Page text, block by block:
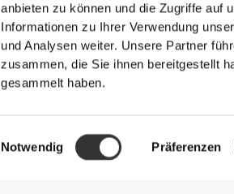
anbieten zu können und die Zugriffe auf
Informationen zu Ihrer Verwendung
und Analysen weiter. Unsere Partner
zusammen, die Sie ihnen bereitgestellt
gesammelt haben.
Einwilligungsauswahl
Notwendig Präferenzen